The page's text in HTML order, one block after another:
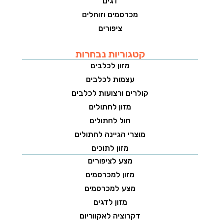
מכרסמים וזוחלים
ציפורים
קטגוריות נבחרות
מזון לכלבים
עצמות לכלבים
קולרים ורצועות לכלבים
מזון לחתולים
חול לחתולים
מוצרי הגיינה לחתולים
מזון לתוכים
מצע לציפורים
מזון למכרסמים
מצע למכרסמים
מזון לדגים
דקרוציה לאקווריום